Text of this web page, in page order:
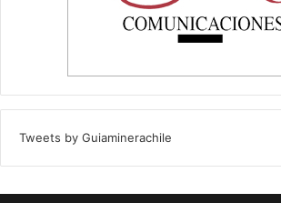
Tweets by Guiaminerachile